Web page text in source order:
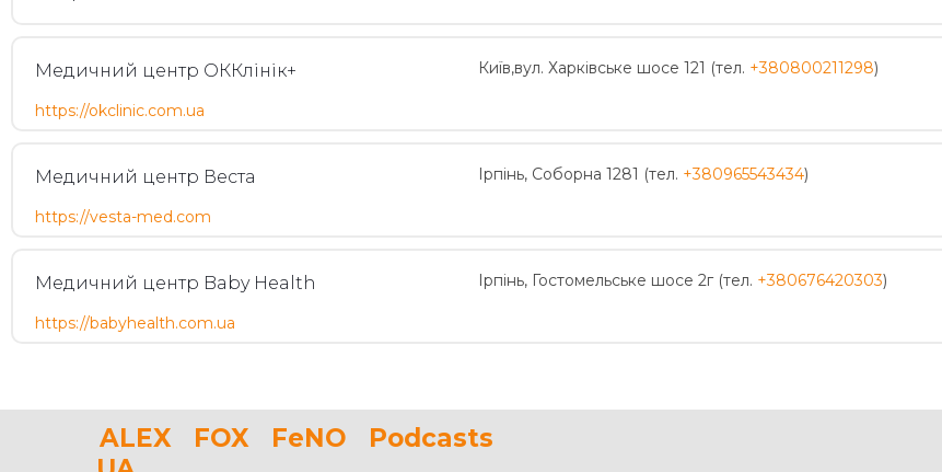
Медичний центр ОККлінік+
https://okclinic.com.ua
Київ,вул. Харківське шосе 121 (тел. +380800211298)
Медичний центр Веста
https://vesta-med.com
Ірпінь, Соборна 1281 (тел. +380965543434)
Медичний центр Baby Health
https://babyhealth.com.ua
Ірпінь, Гостомельське шосе 2г (тел. +380676420303)
ALEX FOX FeNO
Podcasts